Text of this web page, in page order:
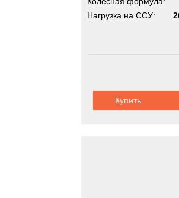
Нагрузка на ССУ:
Купить